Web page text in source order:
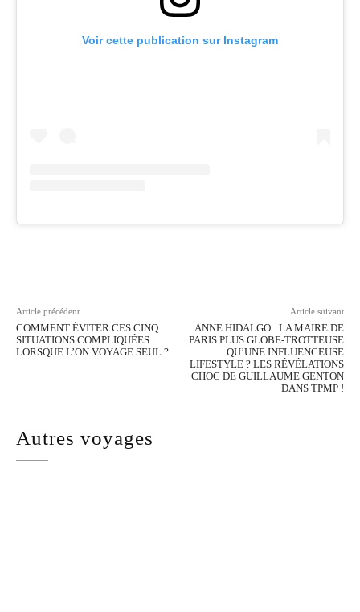
Voir cette publication sur Instagram
Article précédent
COMMENT ÉVITER CES CINQ
SITUATIONS COMPLIQUÉES
LORSQUE L’ON VOYAGE SEUL ?
Article suivant
ANNE HIDALGO : LA MAIRE DE
PARIS PLUS GLOBE-TROTTEUSE
QU’UNE INFLUENCEUSE
LIFESTYLE ? LES RÉVÉLATIONS
CHOC DE GUILLAUME GENTON
DANS TPMP !
Autres voyages